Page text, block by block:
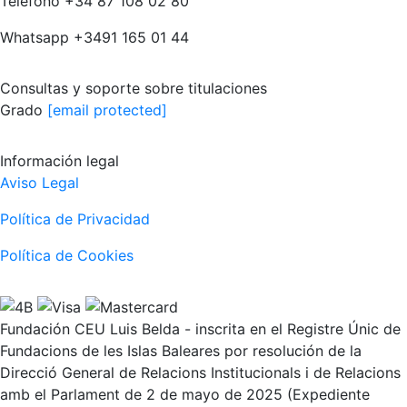
Whatsapp +3491 165 01 44
Consultas y soporte sobre titulaciones
Grado [email protected]
Información legal
Aviso Legal
Política de Privacidad
Política de Cookies
Fundación CEU Luis Belda - inscrita en el Registre Únic de
Fundacions de les Islas Baleares por resolución de la
Direcció General de Relacions Institucionals i de Relacions
amb el Parlament de 2 de mayo de 2025 (Expediente